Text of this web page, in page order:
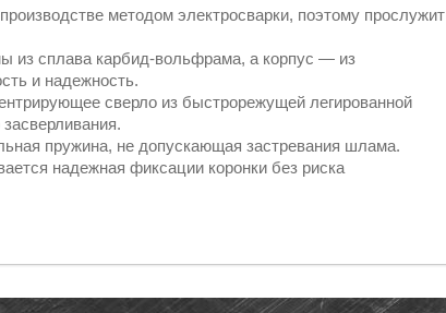
методом электросварки, поэтому прослужит
из сплава карбид-вольфрама, а корпус — из
и надежность.
сверло из быстрорежущей легированной
пружина, не допускающая застревания шлама.
надежная фиксации коронки без риска